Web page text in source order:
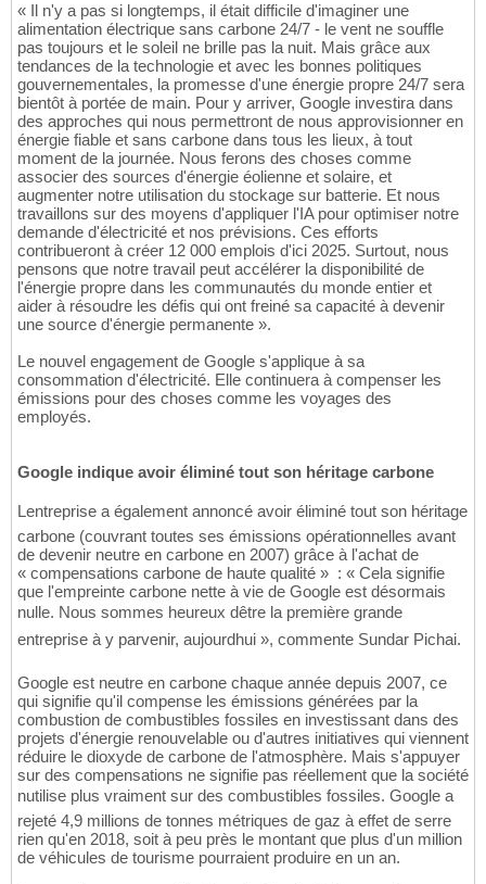
« Il n'y a pas si longtemps, il était difficile d'imaginer une
alimentation électrique sans carbone 24/7 - le vent ne souffle
pas toujours et le soleil ne brille pas la nuit. Mais grâce aux
tendances de la technologie et avec les bonnes politiques
gouvernementales, la promesse d'une énergie propre 24/7 sera
bientôt à portée de main. Pour y arriver, Google investira dans
des approches qui nous permettront de nous approvisionner en
énergie fiable et sans carbone dans tous les lieux, à tout
moment de la journée. Nous ferons des choses comme
associer des sources d'énergie éolienne et solaire, et
augmenter notre utilisation du stockage sur batterie. Et nous
travaillons sur des moyens d'appliquer l'IA pour optimiser notre
demande d'électricité et nos prévisions. Ces efforts
contribueront à créer 12 000 emplois d'ici 2025. Surtout, nous
pensons que notre travail peut accélérer la disponibilité de
l'énergie propre dans les communautés du monde entier et
aider à résoudre les défis qui ont freiné sa capacité à devenir
une source d'énergie permanente ».
Le nouvel engagement de Google s'applique à sa
consommation d'électricité. Elle continuera à compenser les
émissions pour des choses comme les voyages des
employés.
Google indique avoir éliminé tout son héritage carbone
Lentreprise a également annoncé avoir éliminé tout son héritage
carbone (couvrant toutes ses émissions opérationnelles avant
de devenir neutre en carbone en 2007) grâce à l'achat de
« compensations carbone de haute qualité » : « Cela signifie
que l'empreinte carbone nette à vie de Google est désormais
nulle. Nous sommes heureux dêtre la première grande
entreprise à y parvenir, aujourdhui », commente Sundar Pichai.
Google est neutre en carbone chaque année depuis 2007, ce
qui signifie qu'il compense les émissions générées par la
combustion de combustibles fossiles en investissant dans des
projets d'énergie renouvelable ou d'autres initiatives qui viennent
réduire le dioxyde de carbone de l'atmosphère. Mais s'appuyer
sur des compensations ne signifie pas réellement que la société
nutilise plus vraiment sur des combustibles fossiles. Google a
rejeté 4,9 millions de tonnes métriques de gaz à effet de serre
rien qu'en 2018, soit à peu près le montant que plus d'un million
de véhicules de tourisme pourraient produire en un an.